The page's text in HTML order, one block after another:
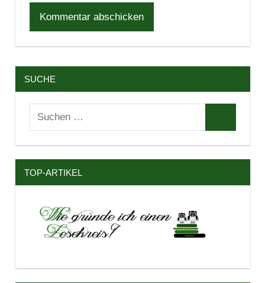
SUCHE
Suchen
nach:
TOP-ARTIKEL